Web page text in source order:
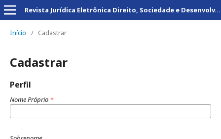
Revista Jurídica Eletrônica Direito, Sociedade e Desenvolvimento
Início / Cadastrar
Cadastrar
Perfil
Nome Próprio *